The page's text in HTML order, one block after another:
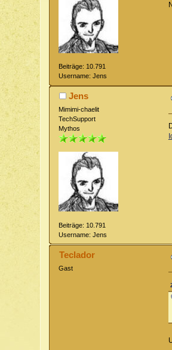
Beiträge: 10.791
Username: Jens
Jens
Mimimi-chaelit
TechSupport
Mythos
Beiträge: 10.791
Username: Jens
Teclador
Gast